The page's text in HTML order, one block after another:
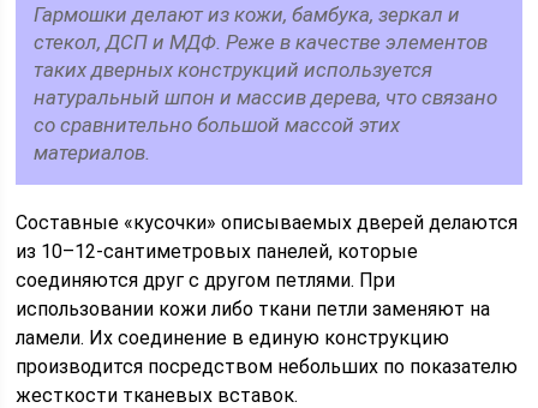
Гармошки делают из кожи, бамбука, зеркал и
стекол, ДСП и МДФ. Реже в качестве элементов
таких дверных конструкций используется
натуральный шпон и массив дерева, что связано
со сравнительно большой массой этих
материалов.
Составные «кусочки» описываемых дверей делаются
из 10–12-сантиметровых панелей, которые
соединяются друг с другом петлями. При
использовании кожи либо ткани петли заменяют на
ламели. Их соединение в единую конструкцию
производится посредством небольших по показателю
жесткости тканевых вставок.